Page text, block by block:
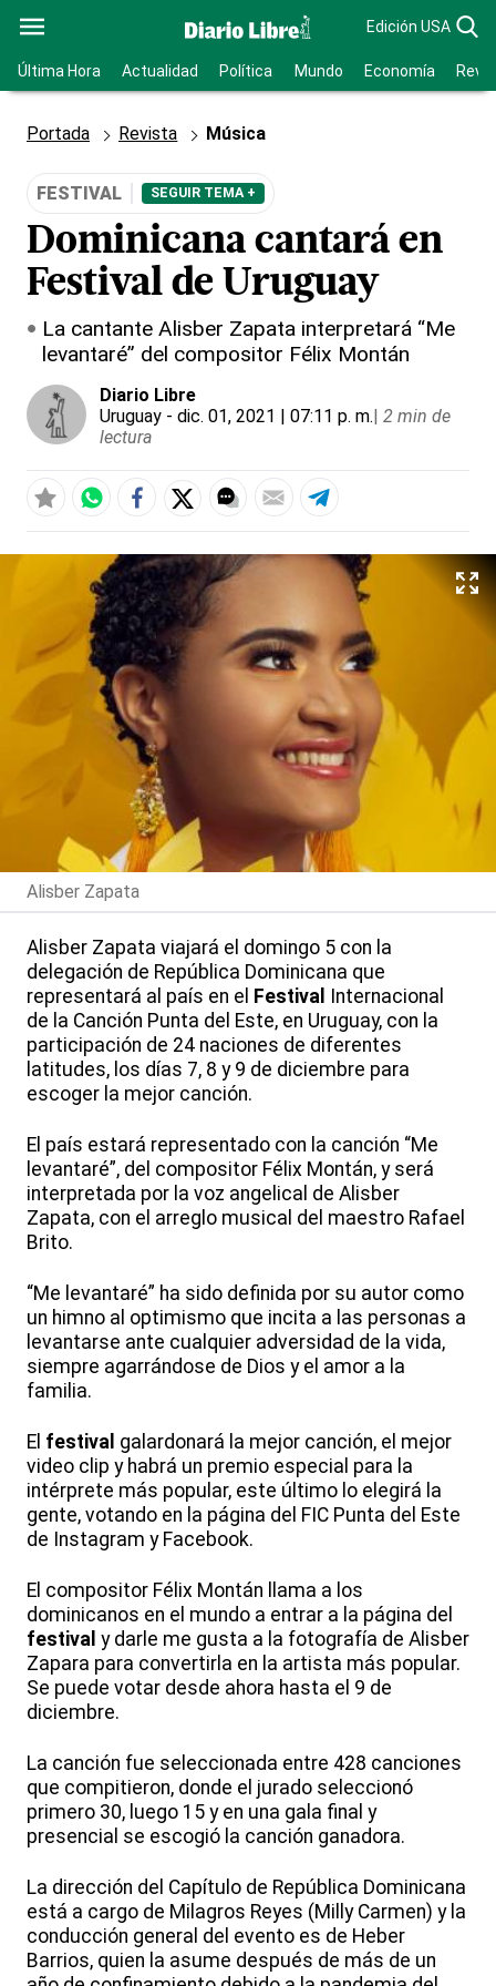
Edición USA
Última Hora Actualidad Política Mundo Economía
Portada Revista Música
FESTIVAL SEGUIR TEMA +
Dominicana cantará en
Festival de Uruguay
La cantante Alisber Zapata interpretará “Me
levantaré” del compositor Félix Montán
Diario Libre
Uruguay - dic. 01, 2021 | 07:11 p. m.| 2 min de
lectura
Alisber Zapata
Alisber Zapata viajará el domingo 5 con la
delegación de República Dominicana que
representará al país en el Festival
Internacional
de la Canción Punta del Este, en Uruguay, con la
participación de 24 naciones de diferentes
latitudes, los días 7, 8 y 9 de diciembre para
escoger la mejor canción.
El país estará representado con la canción “Me
levantaré”, del compositor Félix Montán, y será
interpretada por la voz angelical de Alisber
Zapata, con el arreglo musical del maestro Rafael
Brito.
“Me levantaré” ha sido definida por su autor como
un himno al optimismo que incita a las personas a
levantarse ante cualquier adversidad de la vida,
siempre agarrándose de Dios y el amor a la
familia.
El festival galardonará la mejor canción, el mejor
video clip y habrá un premio especial para la
intérprete más popular, este último lo elegirá la
gente, votando en la página del FIC Punta del Este
de Instagram y Facebook.
El compositor Félix Montán llama a los
dominicanos en el mundo a entrar a la página del
festival y darle me gusta a la fotografía de Alisber
Zapara para convertirla en la artista más popular.
Se puede votar desde ahora hasta el 9 de
diciembre.
La canción fue seleccionada entre 428 canciones
que compitieron, donde el jurado seleccionó
primero 30, luego 15 y en una gala final y
presencial se escogió la canción ganadora.
La dirección del Capítulo de República Dominicana
está a cargo de Milagros Reyes (Milly Carmen) y la
conducción general del evento es de Heber
Barrios, quien la asume después de más de un